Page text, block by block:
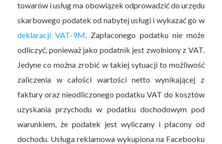
towarów i usług ma obowiązek odprowadzić do urzędu
skarbowego podatek od nabytej usługi i wykazać go w
deklaracji VAT-9M . Zapłaconego podatku nie może
odliczyć, ponieważ jako podatnik jest zwolniony z VAT.
Jedyne co można zrobić w takiej sytuacji to możliwość
zaliczenia w całości wartości netto wynikającej z
faktury oraz nieodliczonego podatku VAT do kosztów
uzyskania przychodu w podatku dochodowym pod
warunkiem, że podatek jest wyliczany i płacony od
dochodu. Usługa reklamowa wykupiona na Facebooku